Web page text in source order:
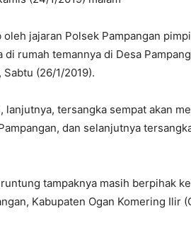
jajaran Polsek Pampangan
rumah temannya di Desa
(26/1/2019).
lanjutnya, tersangka sempat akan
dan selanjutnya
tampaknya masih berpihak
Kabupaten Ogan Komering Ilir